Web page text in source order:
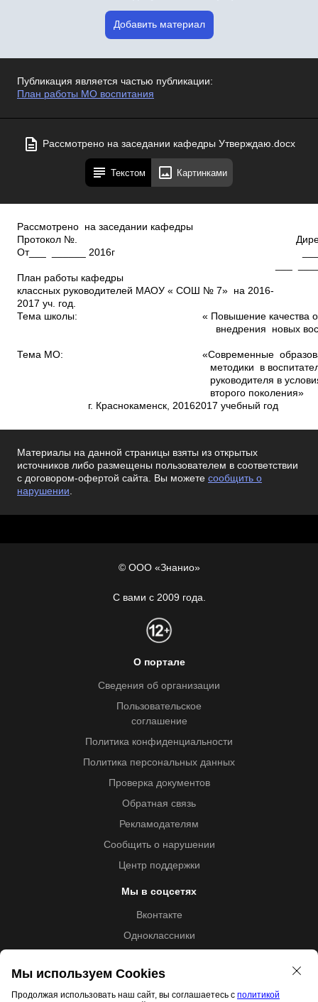
Добавить материал
Публикация является частью публикации:
План работы МО воспитания
Рассмотрено на заседании кафедры Утверждаю.docx
Текстом Картинками
Рассмотрено на заседании кафедры
Протокол №. Директор
От___ ______ 2016г
План работы кафедры
классных руководителей МАОУ « СОШ № 7» на 2016­
2017 уч. год.
Тема школы: « Повышение качества
внедрения новых
Тема МО: «Современные
методики в воспитательной
руководителя в условиях
второго поколения»
г. Краснокаменск, 2016­2017 учебный год
Материалы на данной страницы взяты из открытых
источников либо размещены пользователем в соответствии
с договором-офертой сайта. Вы можете сообщить о
нарушении.
© ООО «Знанио»
С вами с 2009 года.
О портале
Сведения об организации
Пользовательское
соглашение
Политика конфиденциальности
Политика персональных данных
Проверка документов
Обратная связь
Рекламодателям
Сообщить о нарушении
Центр поддержки
Мы в соцсетях
Вконтакте
Одноклассники
Мы используем Cookies
Продолжая использовать наш сайт, вы соглашаетесь с политикой